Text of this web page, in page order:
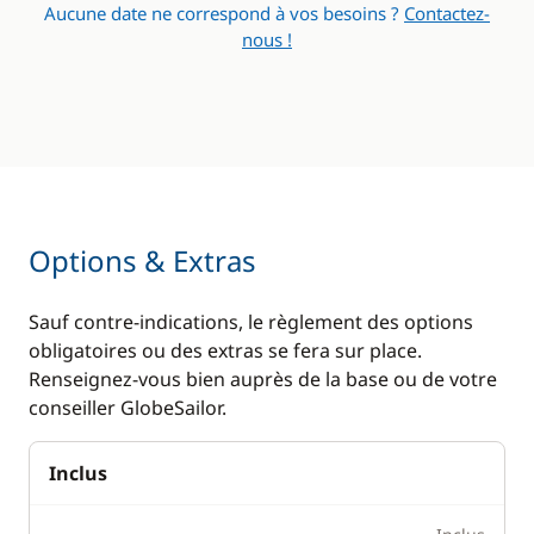
Panneaux solaires
Aucune date ne correspond à vos besoins ? Contactez-
nous !
Options & Extras
Sauf contre-indications, le règlement des options
obligatoires ou des extras se fera sur place.
Renseignez-vous bien auprès de la base ou de votre
conseiller GlobeSailor.
Inclus